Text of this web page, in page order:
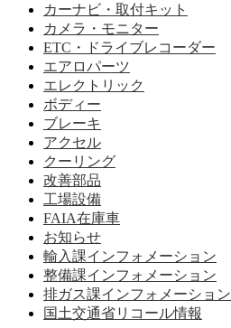
カーナビ・取付キット
カメラ・モニター
ETC・ドライブレコーダー
エアロパーツ
エレクトリック
ボディー
ブレーキ
アクセル
クーリング
改善部品
工場設備
FAIA在庫車
お知らせ
輸入課インフォメーション
整備課インフォメーション
排ガス課インフォメーション
国土交通省リコール情報